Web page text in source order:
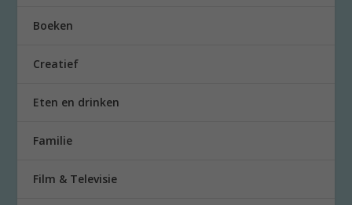
Boeken
Creatief
Eten en drinken
Familie
Film & Televisie